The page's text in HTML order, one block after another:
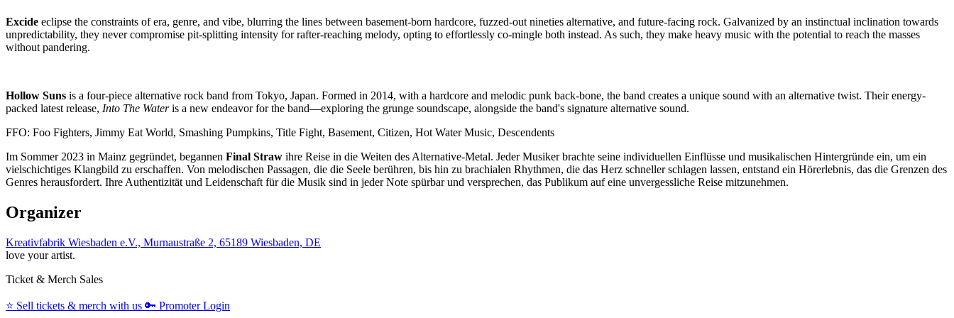
Excide eclipse the constraints of era, genre, and vibe, blurring the lines between basement-born hardcore, fuzzed-out nineties alternative, and future-facing rock. Galvanized by an instinctual inclination towards
unpredictability, they never compromise pit-splitting intensity for rafter-reaching melody, opting to effortlessly co-mingle both instead. As such, they make heavy music with the potential to reach the masses
without pandering.
Hollow Suns is a four-piece alternative rock band from Tokyo, Japan. Formed in 2014, with a hardcore and melodic punk back-bone, the band creates a unique sound with an alternative twist. Their energy-
packed latest release, Into The Wateris a new endeavor for the band—exploring the grunge soundscape, alongside the band's signature alternative sound.
FFO: Foo Fighters, Jimmy Eat World, Smashing Pumpkins, Title Fight, Basement, Citizen, Hot Water Music, Descendents
Im Sommer 2023 in Mainz gegründet, begannen Final Straw ihre Reise in die Weiten des Alternative-Metal. Jeder Musiker brachte seine individuellen Einflüsse und musikalischen Hintergründe ein, um ein
vielschichtiges Klangbild zu erschaffen. Von melodischen Passagen, die die Seele berühren, bis hin zu brachialen Rhythmen, die das Herz schneller schlagen lassen, entstand ein Hörerlebnis, das die Grenzen des
Genres herausfordert. Ihre Authentizität und Leidenschaft für die Musik sind in jeder Note spürbar und versprechen, das Publikum auf eine unvergessliche Reise mitzunehmen.
Organizer
Kreativfabrik Wiesbaden e.V., Murnaustraße 2, 65189 Wiesbaden, DE
love your artist.
Ticket & Merch Sales
⭐️ Sell tickets & merch with us 🔑 Promoter Login